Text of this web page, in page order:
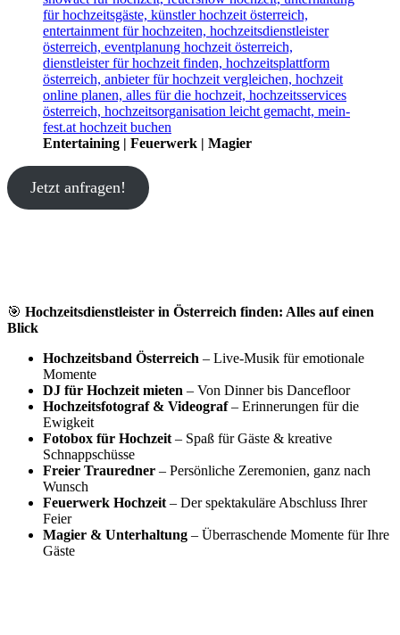
Entertaining | Feuerwerk | Magier
Jetzt anfragen!
🎯 Hochzeitsdienstleister in Österreich finden: Alles auf einen
Blick
Hochzeitsband Österreich – Live-Musik für emotionale
Momente
DJ für Hochzeit mieten – Von Dinner bis Dancefloor
Hochzeitsfotograf & Videograf– Erinnerungen für die
Ewigkeit
Fotobox für Hochzeit – Spaß für Gäste & kreative
Schnappschüsse
Freier Trauredner – Persönliche Zeremonien, ganz nach
Wunsch
Feuerwerk Hochzeit – Der spektakuläre Abschluss Ihrer
Feier
Magier & Unterhaltung – Überraschende Momente für Ihre
Gäste